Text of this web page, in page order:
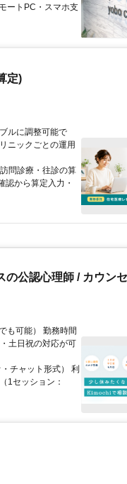
ートPC・スマホ支
定)
ルに調整可能で
ニックごとの運用
問診療・往診の算
認から算定入力・
の公認心理師 / カウン
も可能） 勤務時間
土日祝の対応が可
チャット形式） 利
1セッション：